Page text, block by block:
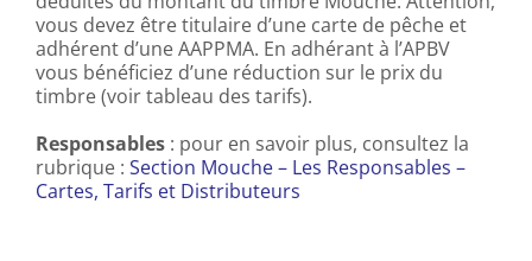
vous devez être titulaire d’une carte de pêche et
adhérent d’une AAPPMA. En adhérant à l’APBV
vous bénéficiez d’une réduction sur le prix du
timbre (voir tableau des tarifs).
Responsables : pour en savoir plus, consultez la
rubrique : Section Mouche – Les Responsables –
Cartes, Tarifs et Distributeurs